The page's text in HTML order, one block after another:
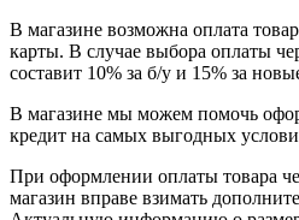
В магазине возможна оплата
карты. В случае выбора оплаты
составит 10% за б/у и 15% за
В магазине мы можем помочь
кредит на самых выгодных
При оформлении оплаты товара
магазин вправе взимать